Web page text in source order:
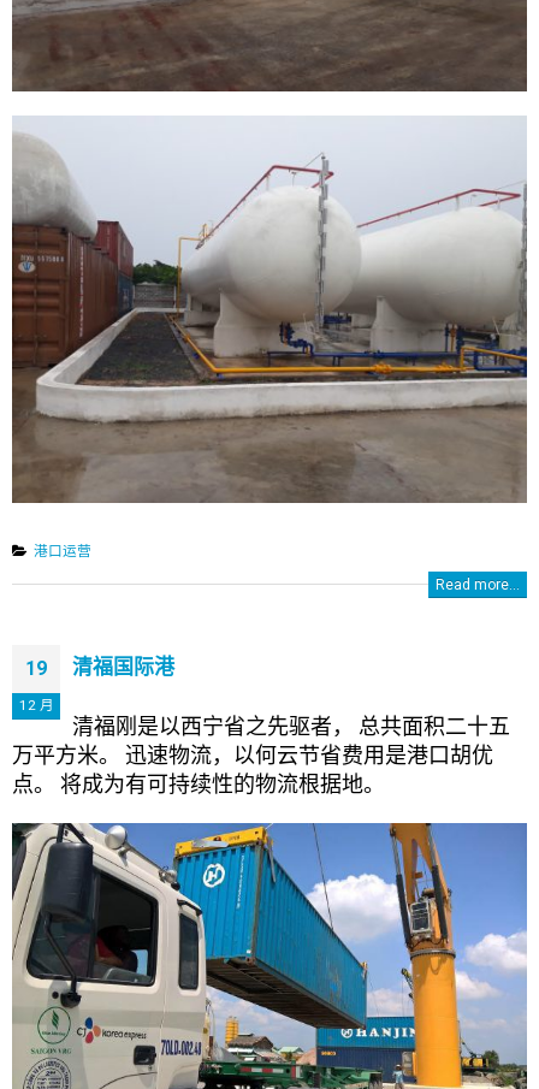
港口运营
Read more...
19
12 月
清福国际港
清福刚是以西宁省之先驱者， 总共面积二十五
万平方米。 迅速物流，以何云节省费用是港口胡优
点。 将成为有可持续性的物流根据地。